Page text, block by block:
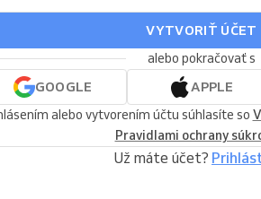
VYTVORIŤ ÚČET
alebo pokračovať s
GOOGLE
APPLE
alebo vytvorením účtu súhlasíte so
Pravidlami ochrany
Už máte účet?